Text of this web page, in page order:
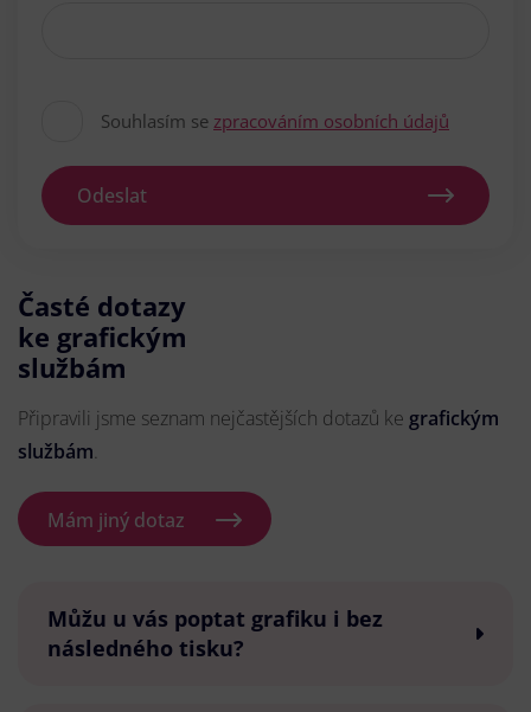
Souhlasím se zpracováním osobních údajů
Odeslat
Časté dotazy
ke grafickým
službám
Připravili jsme seznam nejčastějších dotazů ke grafickým
službám.
Mám jiný dotaz
Můžu u vás poptat grafiku i bez
následného tisku?